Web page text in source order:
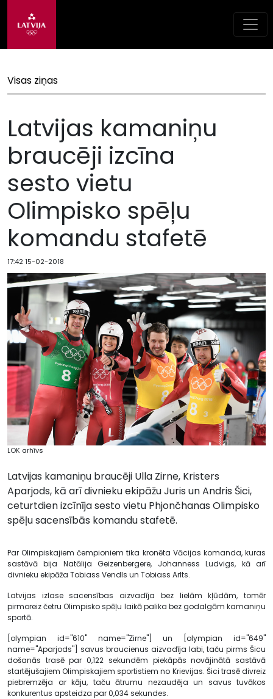
Visas ziņas
Latvijas kamaniņu
braucēji izcīna
sesto vietu
Olimpisko spēļu
komandu stafetē
17:42 15-02-2018
LOK arhīvs
Latvijas kamaniņu braucēji Ulla Zirne, Kristers
Aparjods, kā arī divnieku ekipāžu Juris un Andris Šici,
ceturtdien izcīnīja sesto vietu Phjončhanas Olimpisko
spēļu sacensībās komandu stafetē.
Par Olimpiskajiem čempioniem tika kronēta Vācijas komanda, kuras
sastāvā bija Natālija Geizenbergere, Johanness Ludvigs, kā arī
divnieku ekipāža Tobiass Vendls un Tobiass Arlts.
Latvijas izlase sacensības aizvadīja bez lielām kļūdām, tomēr
pirmoreiz četru Olimpisko spēļu laikā palika bez godalgām kamaniņu
sportā.
[olympian id="610" name="Zirne"] un [olympian id="649"
name="Aparjods"] savus braucienus aizvadīja labi, taču pirms Šicu
došanās trasē par 0,122 sekundēm piekāpās novājinātā sastāvā
startējušajiem Olimpiskajiem sportistiem no Krievijas. Šici trasē divreiz
piebremzēja ar kāju, taču ātrumu nezaudēja un savus tuvākos
konkurentus apsteidza par 0,034 sekundes.